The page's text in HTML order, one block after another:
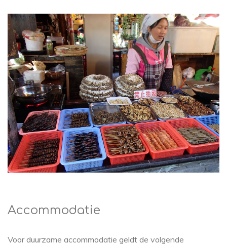
Accommodatie
Voor duurzame accommodatie geldt de volgende